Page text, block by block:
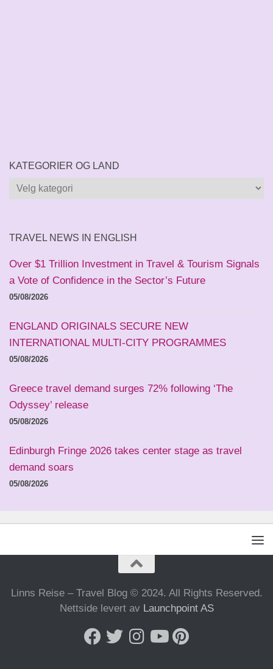
KATEGORIER OG LAND
Kategorier
TRAVEL NEWS IN ENGLISH
Over $1 Trillion Investment in Travel & Tourism Signals
a Vote of Confidence in the Sector’s Future
05/08/2026
ENGLAND ORIGINALS SECURE NEW
INTERNATIONAL MULTI-CITY PROGRAMMES
05/08/2026
Greece travel demand surges 72% following ‘The
Odyssey’ release
05/08/2026
Edinburgh Fringe 2026 takes center stage as travel
demand soars
05/08/2026
Linns Reise – Travel Blog © 2024. All Rights Reserved.
Nettside levert av Launchpoint AS